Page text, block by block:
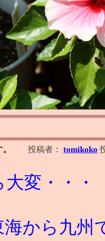
投稿者： tomikoko
変・・・
海から九